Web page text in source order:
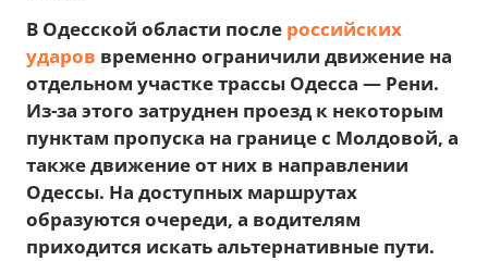
В Одесской области после российских
ударов временно ограничили движение на
отдельном участке трассы Одесса — Рени.
Из-за этого затруднен проезд к некоторым
пунктам пропуска на границе с Молдовой, а
также движение от них в направлении
Одессы. На доступных маршрутах
образуются очереди, а водителям
приходится искать альтернативные пути.